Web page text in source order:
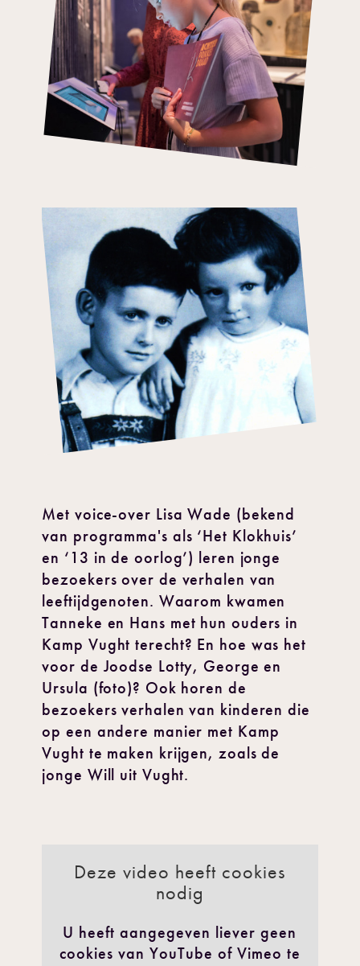
Met voice-over Lisa Wade (bekend
van programma's als ‘Het Klokhuis’
en ‘13 in de oorlog’) leren jonge
bezoekers over de verhalen van
leeftijdgenoten. Waarom kwamen
Tanneke en Hans met hun ouders in
Kamp Vught terecht? En hoe was het
voor de Joodse Lotty, George en
Ursula (foto)? Ook horen de
bezoekers verhalen van kinderen die
op een andere manier met Kamp
Vught te maken krijgen, zoals de
jonge Will uit Vught.
Deze video heeft cookies
nodig
U heeft aangegeven liever geen
cookies van YouTube of Vimeo te